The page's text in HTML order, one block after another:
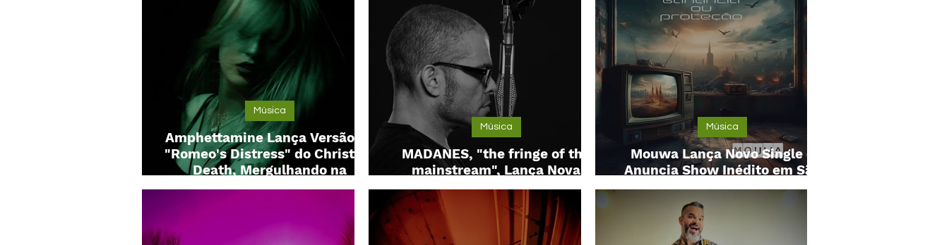
Amphettamine Lança Versão de
"Romeo's Distress" do Christian
Death, Mergulhando na
Essência do Deathrock
Música
MADANES, "the fringe of the
mainstream", Lança Nova
Canção de Amor Inconvencional
Música
Mouwa Lança Novo Single e
Anuncia Show Inédito em São
Paulo
Música